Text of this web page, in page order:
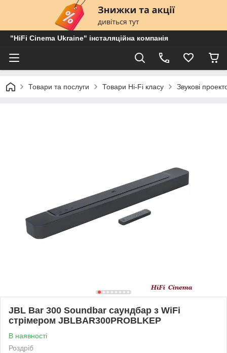
"HiFi Cinema Ukraine" інсталяційна компанія
Товари та послуги Товари Hi-Fi класу Звукові
JBL Bar 300 Soundbar саундбар з WiFi
стрімером JBLBAR300PROBLKEP
В наявності
Роздріб